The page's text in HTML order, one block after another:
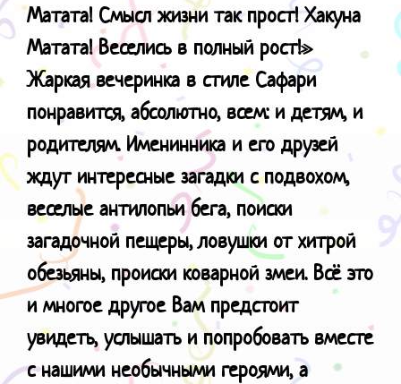
Матата! Смысл жизни так прост! Хакуна
Матата! Веселись в полный рост!»
Жаркая вечеринка в стиле Сафари
понравится, абсолютно, всем: и детям, и
родителям. Именинника и его друзей
ждут интересные загадки с подвохом,
веселые антилопьи бега, поиски
загадочной пещеры, ловушки от хитрой
обезьяны, происки коварной змеи. Всё это
и многое другое Вам предстоит
увидеть, услышать и попробовать вместе
с нашими необычными героями, а